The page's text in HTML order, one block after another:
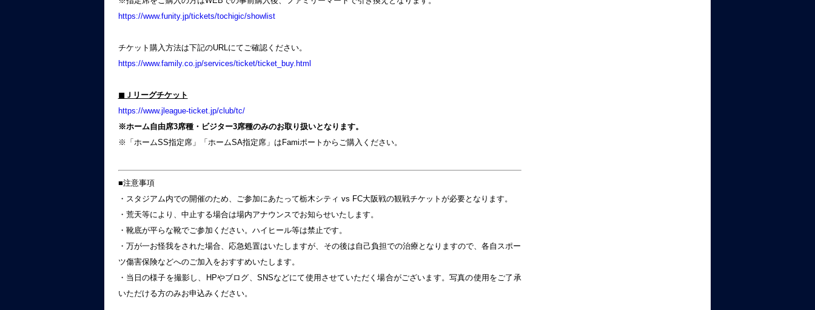
https://www.funity.jp/tickets/tochigic/showlist
チケット購入方法は下記のURLにてご確認ください。
https://www.family.co.jp/services/ticket/ticket_buy.html
◼︎Ｊリーグチケット
https://www.jleague-ticket.jp/club/tc/
※ホーム自由席3席種・ビジター3席種のみのお取り扱いとなります。
※「ホームSS指定席」「ホームSA指定席」はFamiポートからご購入ください。
■注意事項
・スタジアム内での開催のため、ご参加にあたって栃木シティ vs FC大阪戦の観戦チケットが必要となります。
・荒天等により、中止する場合は場内アナウンスでお知らせいたします。
・靴底が平らな靴でご参加ください。ハイヒール等は禁止です。
・万が一お怪我をされた場合、応急処置はいたしますが、その後は自己負担での治療となりますので、各自スポー
ツ傷害保険などへのご加入をおすすめいたします。
・当日の様子を撮影し、HPやブログ、SNSなどにて使用させていただく場合がございます。写真の使用をご了承
いただける方のみお申込みください。